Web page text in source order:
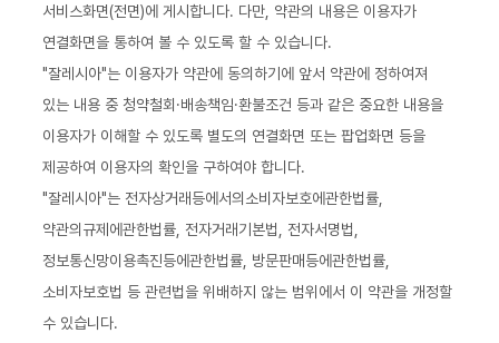
서비스화면(전면)에 게시합니다. 다만, 약관의 내용은 이용자가
연결화면을 통하여 볼 수 있도록 할 수 있습니다.
"잘레시아"는 이용자가 약관에 동의하기에 앞서 약관에 정하여져
있는 내용 중 청약철회·배송책임·환불조건 등과 같은 중요한 내용을
이용자가 이해할 수 있도록 별도의 연결화면 또는 팝업화면 등을
제공하여 이용자의 확인을 구하여야 합니다.
"잘레시아"는 전자상거래등에서의소비자보호에관한법률,
약관의규제에관한법률, 전자거래기본법, 전자서명법,
정보통신망이용촉진등에관한법률, 방문판매등에관한법률,
소비자보호법 등 관련법을 위배하지 않는 범위에서 이 약관을 개정할
수 있습니다.